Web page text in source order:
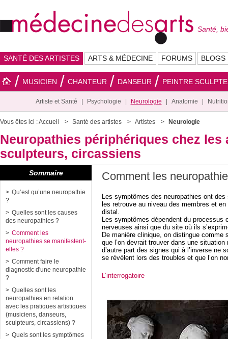
Santé,
SANTÉ DES ARTISTES ARTS & MÉDECINE FORUMS BLOGS
MUSICIEN CHANTEUR DANSEUR PEINTRE
Artiste et Santé Psychologie Neurologie Anatomie
Vous êtes ici :Accueil Santé des artistes Artistes Neurologie
Neuropathies périphériques chez
sculpteurs, circassiens
Comment les
Les symptômes des neuropathies ont
les retrouve au niveau des membres et
distal.
Les symptômes dépendent du
nerveuses ainsi que du site où ils
De manière clinique, on distingue comme
que l’on devrait trouver dans une
d’autre part des signes qui à l’inverse ne
se révèlent lors des troubles et que l’on
L’interrogatoire
Sommaire
Qu’est qu’une neuropathie
?
Quelles sont les causes
des neuropathies ?
Comment les
neuropathies se manifestent-
elles ?
Comment faire le
diagnostic d'une neuropathie
?
Quelles sont les
neuropathies en relation
avec les pratiques artistiques
(musiciens, danseurs,
sculpteurs, circassiens) ?
Quels sont les symptômes